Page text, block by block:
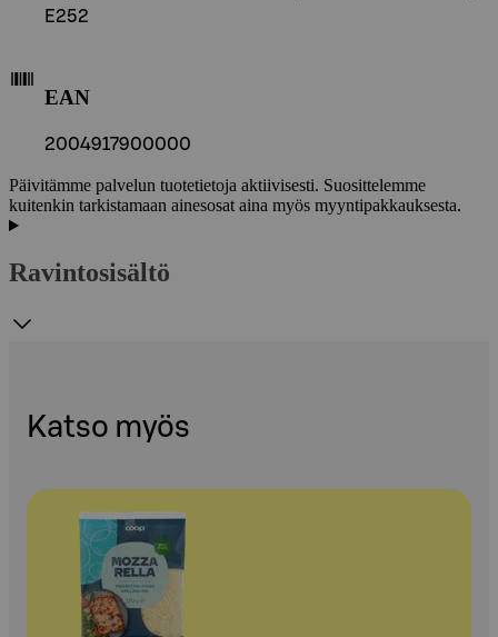
E252
EAN
2004917900000
Päivitämme palvelun tuotetietoja aktiivisesti. Suosittelemme
kuitenkin tarkistamaan ainesosat aina myös myyntipakkauksesta.
Ravintosisältö
Katso myös